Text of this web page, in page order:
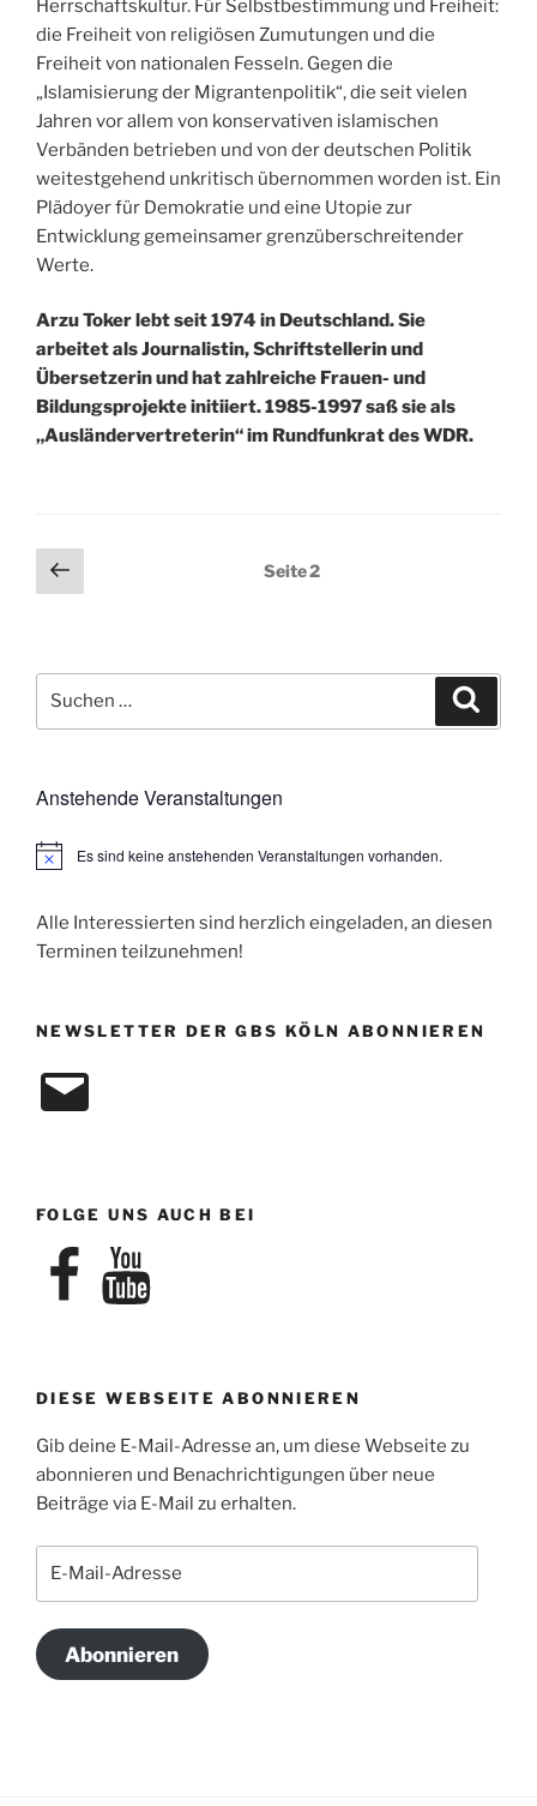
Herrschaftskultur. Für Selbstbestimmung und Freiheit:
die Freiheit von religiösen Zumutungen und die
Freiheit von nationalen Fesseln. Gegen die
„Islamisierung der Migrantenpolitik“, die seit vielen
Jahren vor allem von konservativen islamischen
Verbänden betrieben und von der deutschen Politik
weitestgehend unkritisch übernommen worden ist. Ein
Plädoyer für Demokratie und eine Utopie zur
Entwicklung gemeinsamer grenzüberschreitender
Werte.
Arzu Toker lebt seit 1974 in Deutschland. Sie
arbeitet als Journalistin, Schriftstellerin und
Übersetzerin und hat zahlreiche Frauen- und
Bildungsprojekte initiiert. 1985-1997 saß sie als
„Ausländervertreterin“ im Rundfunkrat des WDR.
Seitennummerierung
der
Vorherige
Seite
Seite2
nach:
Anstehende Veranstaltungen
H
w
e
Es sind keine anstehenden Veranstaltungen vorhanden.
Alle Interessierten sind herzlich eingeladen, an diesen
Terminen teilzunehmen!
NEWSLETTER DER GBS KÖLN ABONNIEREN
E-
Mail
FOLGE UNS AUCH BEI
FacebookYouTube
DIESE WEBSEITE ABONNIEREN
Gib deine E-Mail-Adresse an, um diese Webseite zu
abonnieren und Benachrichtigungen über neue
Beiträge via E-Mail zu erhalten.
Abonnieren